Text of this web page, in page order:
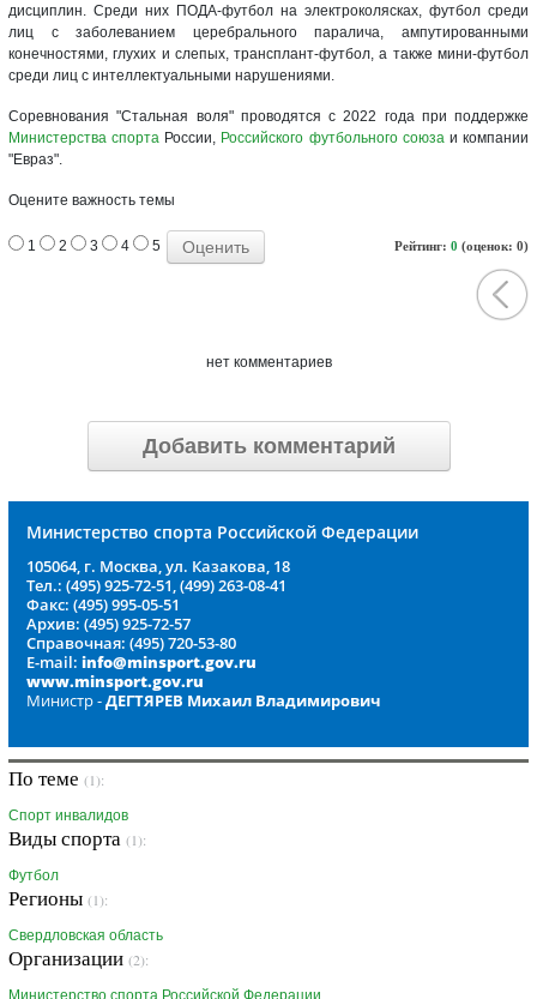
дисциплин. Среди них ПОДА-футбол на электроколясках, футбол среди
лиц с заболеванием церебрального паралича, ампутированными
конечностями, глухих и слепых, трансплант-футбол, а также мини-футбол
среди лиц с интеллектуальными нарушениями.
Соревнования "Стальная воля" проводятся с 2022 года при поддержке
Министерства спорта России, Российского футбольного союзаи компании
"Евраз".
Оцените важность темы
Рейтинг: 0 (оценок: 0)
1 2 3 4 5
нет комментариев
Добавить комментарий
Министерство спорта Российской Федерации
105064, г. Москва, ул. Казакова, 18
Тел.: (495) 925-72-51, (499) 263-08-41
Факс: (495) 995-05-51
Архив: (495) 925-72-57
Справочная: (495) 720-53-80
E-mail: info@minsport.gov.ru
www.minsport.gov.ru
Министр -ДЕГТЯРЕВ Михаил Владимирович
По теме (1):
Спорт инвалидов
Виды спорта (1):
Футбол
Регионы (1):
Свердловская область
Организации (2):
Министерство спорта Российской Федерации